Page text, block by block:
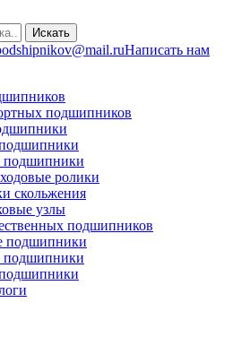
Искать
Написать нам
подшипников
ролики
скольжения
узлы
подшипников
подшипники